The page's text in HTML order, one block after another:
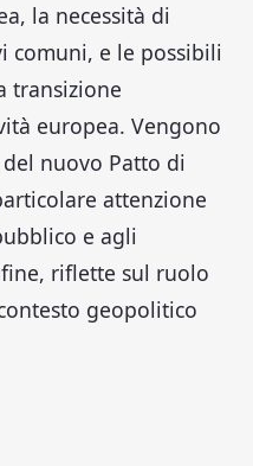
la necessità di
comuni, e le possibili
transizione
europea. Vengono
nuovo Patto di
attenzione
e agli
riflette sul ruolo
geopolitico